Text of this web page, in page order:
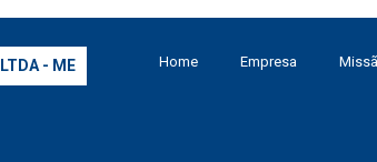
- ME Home Empresa